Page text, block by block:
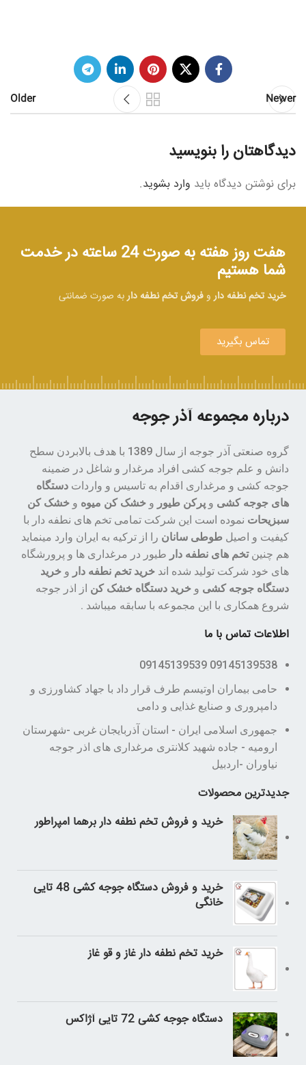
Newer
Older
دیدگاهتان را بنویسید
برای نوشتن دیدگاه باید وارد بشوید.
هفت روز هفته به صورت 24 ساعته در خدمت
شما هستیم
خرید تخم نطفه داروفروش تخم نطفه داربه صورت ضمانتی
تماس بگیرید
درباره مجموعه آذر جوجه
گروه صنعتی آذر جوجه از سال 1389 با هدف بالابردن سطح
دانش و علم جوجه کشی افراد مرغدار و شاغل در ضمینه
جوجه کشی و مرغداری اقدام به تاسیس و وارداتدستگاه
های جوجه کشی وپرکن طیور وخشک کن میوه وخشک کن
سبزیحات نموده است این شرکت تمامی تخم های نطفه دار با
کیفیت و اصیلطوطی سانان را از ترکیه به ایران وارد مینماید
هم چنینتخم های نطفه دار طیور در مرغداری ها و پرورشگاه
های خود شرکت تولید شده اندخرید تخم نطفه دار وخرید
دستگاه جوجه کشی وخرید دستگاه خشک کن از اذر جوجه
شروع همکاری با این مجموعه با سابقه میباشد .
اطلاعات تماس با ما
09145139538 09145139539
حامی بیماران اوتیسم طرف قرار داد با جهاد کشاورزی و
دامپروری و صنایع غذایی و دامی
جمهوری اسلامی ایران - استان آذربایجان غربی -شهرستان
ارومیه - جاده شهید کلانتری مرغداری های اذر جوجه
نیاوران -اردبیل
جدیدترین محصولات
خرید و فروش تخم نطفه دار برهما امپراطور
خرید و فروش دستگاه جوجه کشی 48 تایی
خانگی
خرید تخم نطفه دار غاز و قو غاز
دستگاه جوجه کشی 72 تایی آژاکس